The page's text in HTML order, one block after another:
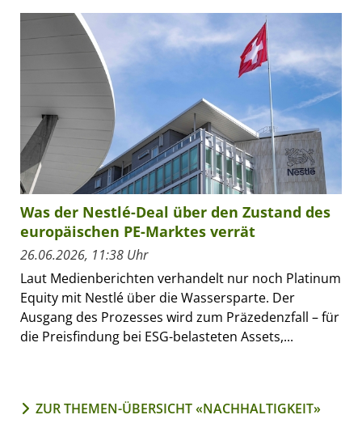
Was der Nestlé-Deal über den Zustand des
europäischen PE-Marktes verrät
26.06.2026, 11:38 Uhr
Laut Medienberichten verhandelt nur noch Platinum
Equity mit Nestlé über die Wassersparte. Der
Ausgang des Prozesses wird zum Präzedenzfall – für
die Preisfindung bei ESG-belasteten Assets,...
ZUR THEMEN-ÜBERSICHT «NACHHALTIGKEIT»